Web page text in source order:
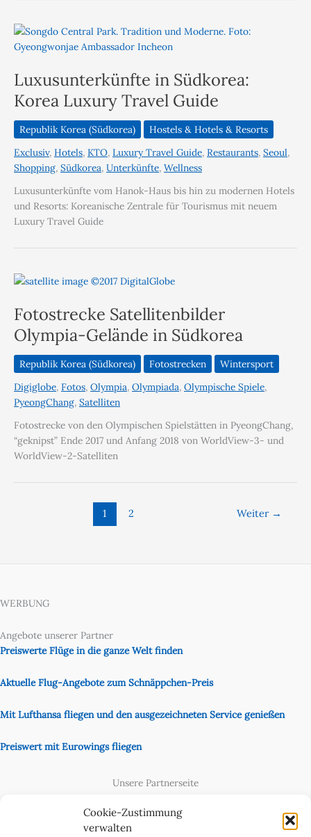
Cookie-Zustimmung
verwalten
Luxusunterkünfte in Südkorea:
Korea Luxury Travel Guide
Republik Korea (Südkorea)
Hostels & Hotels & Resorts
Exclusiv, Hotels, KTO, Luxury Travel Guide, Restaurants, Seoul,
Shopping, Südkorea, Unterkünfte, Wellness
Luxusunterkünfte vom Hanok-Haus bis hin zu modernen Hotels
und Resorts: Koreanische Zentrale für Tourismus mit neuem
Luxury Travel Guide
Fotostrecke Satellitenbilder
Olympia-Gelände in Südkorea
Republik Korea (Südkorea) Fotostrecken
Wintersport
Digiglobe, Fotos, Olympia, Olympiada, Olympische Spiele,
PyeongChang, Satelliten
Fotostrecke von den Olympischen Spielstätten in PyeongChang,
“geknipst” Ende 2017 und Anfang 2018 von WorldView-3- und
WorldView-2-Satelliten
1 2 Weiter →
WERBUNG
Angebote unserer Partner
Preiswerte Flüge in die ganze Welt finden
Aktuelle Flug-Angebote zum Schnäppchen-Preis
Mit Lufthansa fliegen und den ausgezeichneten Service genießen
Preiswert mit Eurowings fliegen
Unsere Partnerseite